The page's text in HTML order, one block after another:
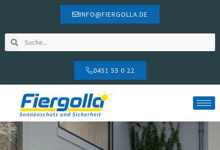
INFO@FIERGOLLA.DE
0451 55 0 22